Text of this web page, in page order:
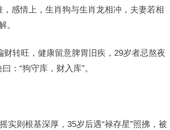
感情上，生肖狗与生肖龙相冲，夫妻若相
。
财转旺，健康留意脾胃旧疾，29岁者忌熬夜
：“狗守库，财入库”。
实则根基深厚，35岁后遇“禄存星”照拂，被